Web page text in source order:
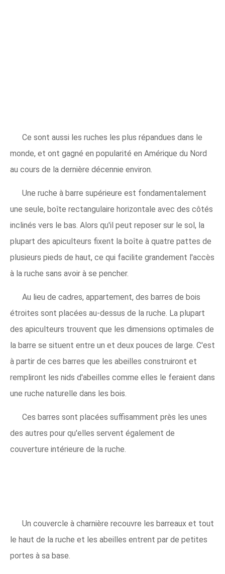
Ce sont aussi les ruches les plus répandues dans le
monde, et ont gagné en popularité en Amérique du Nord
au cours de la dernière décennie environ.
Une ruche à barre supérieure est fondamentalement
une seule, boîte rectangulaire horizontale avec des côtés
inclinés vers le bas. Alors qu'il peut reposer sur le sol, la
plupart des apiculteurs fixent la boîte à quatre pattes de
plusieurs pieds de haut, ce qui facilite grandement l'accès
à la ruche sans avoir à se pencher.
Au lieu de cadres, appartement, des barres de bois
étroites sont placées au-dessus de la ruche. La plupart
des apiculteurs trouvent que les dimensions optimales de
la barre se situent entre un et deux pouces de large. C'est
à partir de ces barres que les abeilles construiront et
rempliront les nids d'abeilles comme elles le feraient dans
une ruche naturelle dans les bois.
Ces barres sont placées suffisamment près les unes
des autres pour qu'elles servent également de
couverture intérieure de la ruche.
Un couvercle à charnière recouvre les barreaux et tout
le haut de la ruche et les abeilles entrent par de petites
portes à sa base.